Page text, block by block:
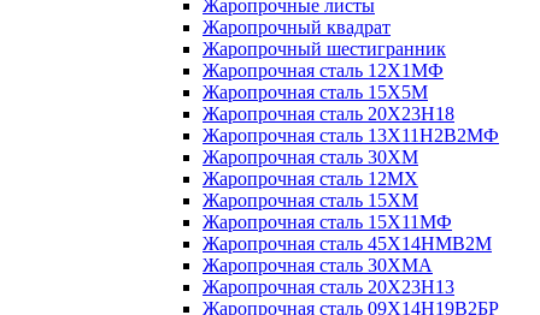
Жаропрочные листы
Жаропрочный квадрат
Жаропрочный шестигранник
Жаропрочная сталь 12Х1МФ
Жаропрочная сталь 15Х5М
Жаропрочная сталь 20Х23Н18
Жаропрочная сталь 13Х11Н2В2МФ
Жаропрочная сталь 30ХМ
Жаропрочная сталь 12МХ
Жаропрочная сталь 15ХМ
Жаропрочная сталь 15Х11МФ
Жаропрочная сталь 45Х14НМВ2М
Жаропрочная сталь 30ХМА
Жаропрочная сталь 20Х23Н13
Жаропрочная сталь 09Х14Н19В2БР